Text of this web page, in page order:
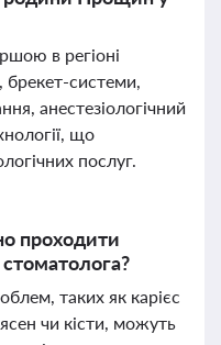
в регіоні
брекет-системи,
анестезіологічний
що
послуг.
проходити
таких як карієс
чи кісти, можуть